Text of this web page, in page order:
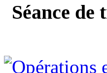
Séance